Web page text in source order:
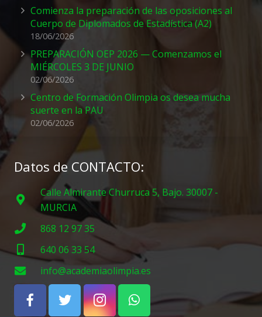
Comienza la preparación de las oposiciones al
Cuerpo de Diplomados de Estadística (A2)
18/06/2026
PREPARACIÓN OEP 2026 — Comenzamos el
MIÉRCOLES 3 DE JUNIO
02/06/2026
Centro de Formación Olimpia os desea mucha
suerte en la PAU
02/06/2026
Datos de CONTACTO:
Calle Almirante Churruca 5, Bajo. 30007 -
MURCIA
868 12 97 35
640 06 33 54
info@academiaolimpia.es